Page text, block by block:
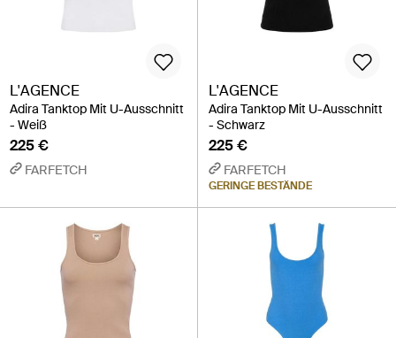
L'AGENCE
Adira Tanktop Mit U-Ausschnitt
- Weiß
225 €
FARFETCH
L'AGENCE
Adira Tanktop Mit U-Ausschnitt
- Schwarz
225 €
FARFETCH
GERINGE BESTÄNDE